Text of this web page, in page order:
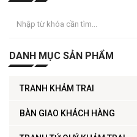
DANH MỤC SẢN PHẨM
TRANH KHẢM TRAI
BÀN GIAO KHÁCH HÀNG